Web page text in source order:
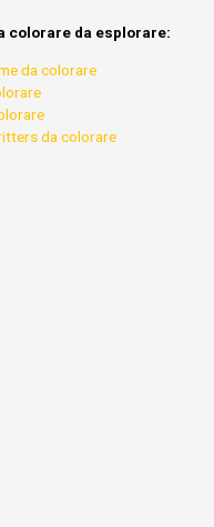
colorare da esplorare:
da colorare
da colorare